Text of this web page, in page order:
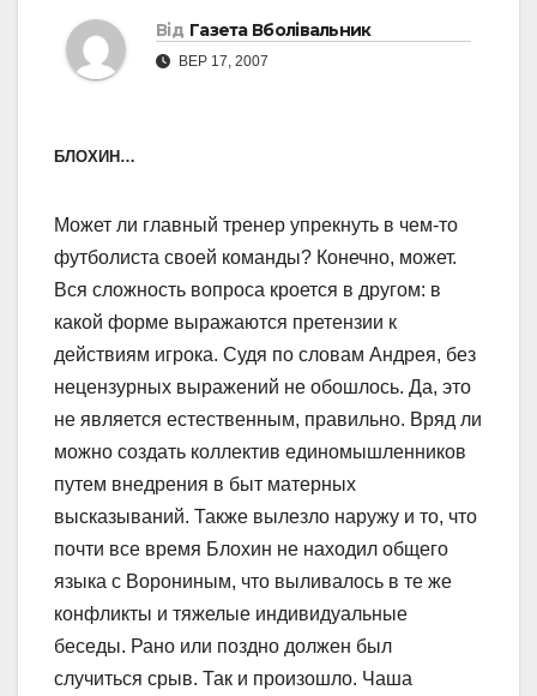
Від Газета Вболівальник
ВЕР 17, 2007
БЛОХИН…
Может ли главный тренер упрекнуть в чем-то
футболиста своей команды? Конечно, может.
Вся сложность вопроса кроется в другом: в
какой форме выражаются претензии к
действиям игрока. Судя по словам Андрея, без
нецензурных выражений не обошлось. Да, это
не является естественным, правильно. Вряд ли
можно создать коллектив единомышленников
путем внедрения в быт матерных
высказываний. Также вылезло наружу и то, что
почти все время Блохин не находил общего
языка с Ворониным, что выливалось в те же
конфликты и тяжелые индивидуальные
беседы. Рано или поздно должен был
случиться срыв. Так и произошло. Чаша